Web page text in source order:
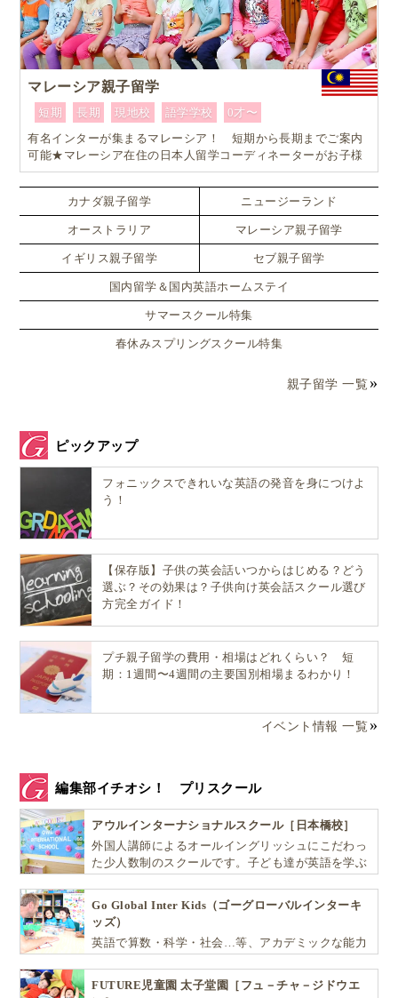
英検5級とは？小学生でも受けて大丈夫？【試験内容・
受験方法】
試験の構成と時間の目安｜筆記25分＋リスニング約
20分（合計45分）
学初級】
受験者層｜英検5級は小学生の受験も多い？（準会
場で受けやすい）
どんな場面で役立つ？｜小学生の英語学習を“見え
る化”できる
1）英語力を“見える化”できる（自信＋次の目標が決
2）中学英語の“予習”になる（つまずきを先取りで回
3）「テスト形式に慣れる」経験ができる（時間配
分に強くなる）
小学生の英検5級 勉強法【独学でも続く“毎日10分”】家
庭で回しやすい5ステップ
STEP1：単語・フレーズは「音声→意味→まね」
（文字だけ暗記しない）
（be動詞／一般動詞／疑問文）
STEP3：リスニングは「聞くだけ」より“まね”が効
く（耳と口をつなぐ）
STEP4：過去問の始め方｜「形式→間違い直し→時
STEP5：仕上げは「45分通し」練習（本番の集中力
テキスト・問題集・ドリル・過去問の選び方【小学生×
英検5級×独学】
参考記事｜英検5級のおすすめ教材【プロ監修】
小学生向け教材のチェックリスト（音声／イラスト
／10分設計／模試つき）
「英検5級 小学生 アプリ 無料」は使える？【使い
どころ／限界】
マレーシア親子留学
短期 長期 現地校 語学学校
0才〜
有名インターが集まるマレーシア！ 短期から長期までご案内
可能★マレーシア在住の日本人留学コーディネーターがお子様
お一人おひとりに合ったワンランク上のマレーシア親子留学を
カスタマイズ
カナダ親子留学
ニュージーランド
オーストラリア マレーシア親子留学
イギリス親子留学 セブ親子留学
国内留学＆国内英語ホームステイ
サマースクール特集
春休みスプリングスクール特集
親子留学 一覧
ピックアップ
フォニックスできれいな英語の発音を身につけよ
う！
【保存版】子供の英会話いつからはじめる？どう
選ぶ？その効果は？子供向け英会話スクール選び
方完全ガイド！
プチ親子留学の費用・相場はどれくらい？ 短
期：1週間〜4週間の主要国別相場まるわかり！
イベント情報 一覧
編集部イチオシ！ プリスクール
アウルインターナショナルスクール［日本橋校］
外国人講師によるオールイングリッシュにこだわっ
た少人数制のスクールです。子ども達が英語を学ぶ
Go Global Inter Kids（ゴーグローバルインターキ
ッズ）
英語で算数・科学・社会…等、アカデミックな能力
を育む少人数制のプリスクールです。
FUTURE児童園 太子堂園［フュ－チャ－ジドウエ